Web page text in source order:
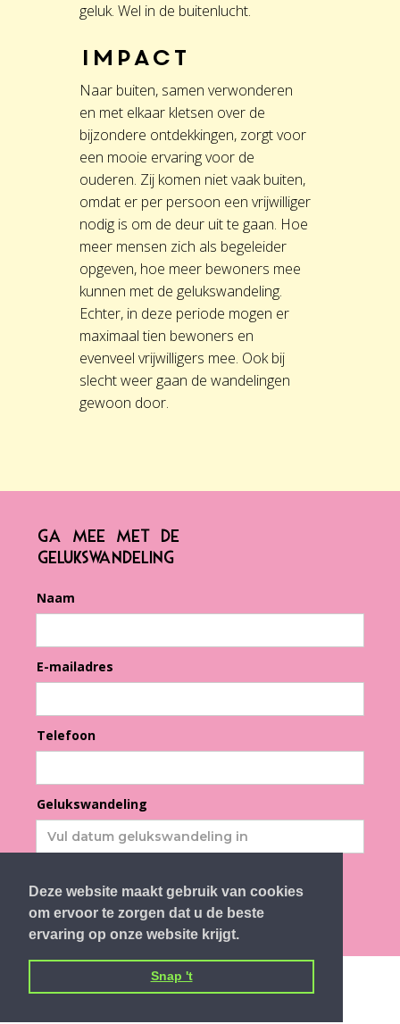
Deze website maakt gebruik van cookies
om ervoor te zorgen dat u de beste
ervaring op onze website krijgt.
Snap 't
geluk. Wel in de buitenlucht.
Impact
Naar buiten, samen verwonderen
en met elkaar kletsen over de
bijzondere ontdekkingen, zorgt voor
een mooie ervaring voor de
ouderen. Zij komen niet vaak buiten,
omdat er per persoon een vrijwilliger
nodig is om de deur uit te gaan. Hoe
meer mensen zich als begeleider
opgeven, hoe meer bewoners mee
kunnen met de gelukswandeling.
Echter, in deze periode mogen er
maximaal tien bewoners en
evenveel vrijwilligers mee. Ook bij
slecht weer gaan de wandelingen
gewoon door.
GA MEE MET DE
GELUKSWANDELING
Naam
E-mailadres
Telefoon
Gelukswandeling